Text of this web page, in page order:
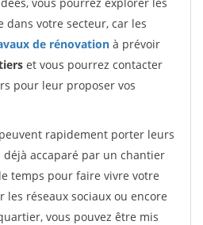
dans votre secteur, car les
de rénovation à prévoir
et vous pourrez contacter
pour leur proposer vos
rapidement porter leurs
accaparé par un chantier
temps pour faire vivre votre
réseaux sociaux ou encore
vous pouvez être mis